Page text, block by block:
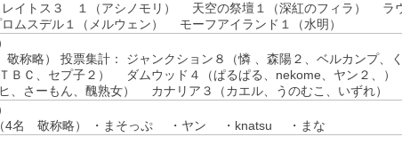
イトス３ １（アシノモリ） 天空の祭壇１（深紅のフィラ） ラ
ムスデル１（メルウェン） モーフアイランド１（水明）
称略） 投票集計： ジャンクション８（憐 、森陽２、ベルカンプ、
ＢＣ、セプ子２） ダムウッド４（ぱるぱる、nekome、ヤン２
、さーもん、醜熟女） カナリア３（カエル、うのむこ、いずれ）
（4名 敬称略） ・まそっぷ ・ヤン ・knatsu ・まな